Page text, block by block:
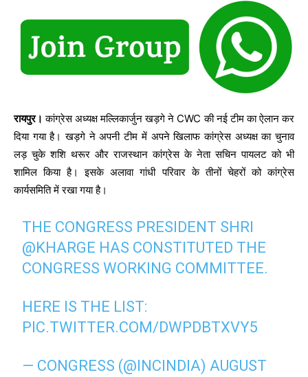
रायपुर। कांग्रेस अध्यक्ष मल्लिकार्जुन खड़गे ने CWC की नई टीम का ऐलान कर
दिया गया है। खड़गे ने अपनी टीम में अपने खिलाफ कांग्रेस अध्यक्ष का चुनाव
लड़ चुके शशि थरूर और राजस्थान कांग्रेस के नेता सचिन पायलट को भी
शामिल किया है। इसके अलावा गांधी परिवार के तीनों चेहरों को कांग्रेस
कार्यसमिति में रखा गया है।
THE CONGRESS PRESIDENT SHRI
@KHARGE HAS CONSTITUTED THE
CONGRESS WORKING COMMITTEE.
HERE IS THE LIST:
PIC.TWITTER.COM/DWPDBTXVY5
— CONGRESS (@INCINDIA)AUGUST